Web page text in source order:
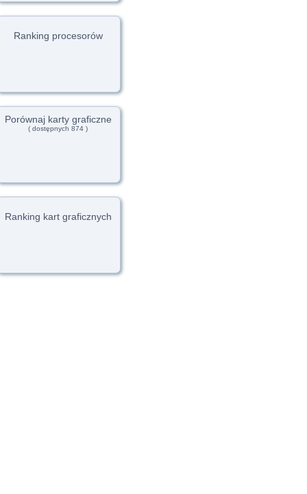
Ranking procesorów
Porównaj karty graficzne
( dostępnych 874 )
Ranking kart graficznych